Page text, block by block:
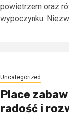
powietrzem oraz
wypoczynku.
Uncategorized
Place
radość i